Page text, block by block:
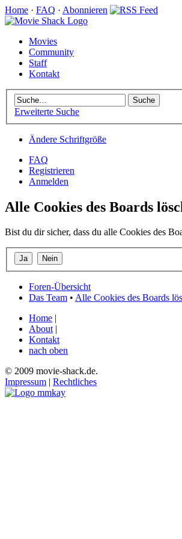
Home · FAQ · Abonnieren
Movies
Community
Staff
Kontakt
Erweiterte Suche
Ändere Schriftgröße
FAQ
Registrieren
Anmelden
Alle Cookies des Boards
Bist du dir sicher, dass du alle Cookies des
Foren-Übersicht
Das Team • Alle Cookies des Boards
Home |
About |
Kontakt
nach oben
© 2009 movie-shack.de.
Impressum | Rechtliches